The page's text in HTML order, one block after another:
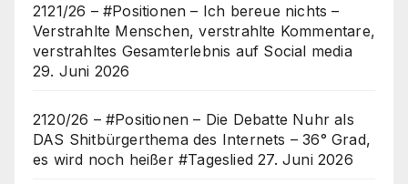
2121/26 – #Positionen – Ich bereue nichts –
Verstrahlte Menschen, verstrahlte Kommentare,
verstrahltes Gesamterlebnis auf Social media
29. Juni 2026
2120/26 – #Positionen – Die Debatte Nuhr als
DAS Shitbürgerthema des Internets – 36° Grad,
es wird noch heißer #Tageslied 27. Juni 2026